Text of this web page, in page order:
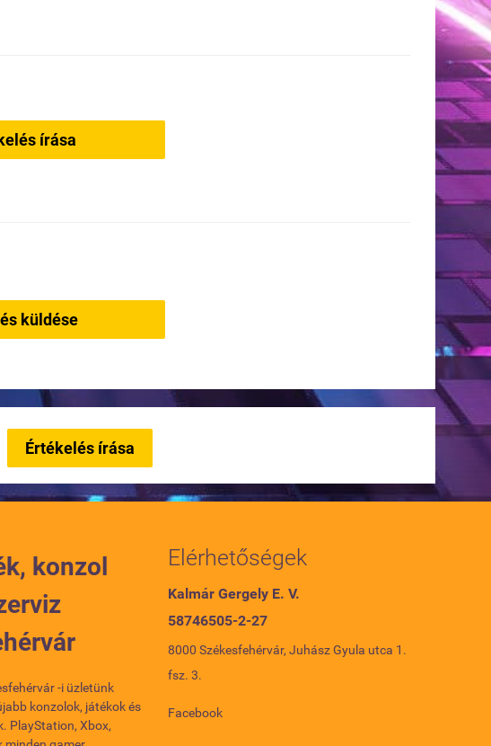
írása
küldése
Értékelés írása
konzol
-i üzletünk
konzolok, játékok és
PlayStation, Xbox,
Elérhetőségek
Kalmár Gergely E. V.
58746505-2-27
8000 Székesfehérvár, Juhász Gyula utca 1.
fsz. 3.
Facebook